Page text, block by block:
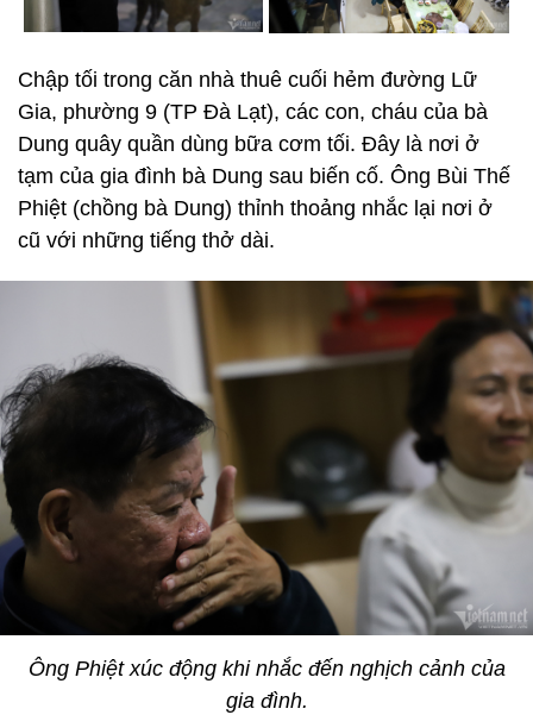
Chập tối trong căn nhà thuê cuối hẻm đường Lữ
Gia, phường 9 (TP Đà Lạt), các con, cháu của bà
Dung quây quần dùng bữa cơm tối. Đây là nơi ở
tạm của gia đình bà Dung sau biến cố. Ông Bùi Thế
Phiệt (chồng bà Dung) thỉnh thoảng nhắc lại nơi ở
cũ với những tiếng thở dài.
Ông Phiệt xúc động khi nhắc đến nghịch cảnh của
gia đình.